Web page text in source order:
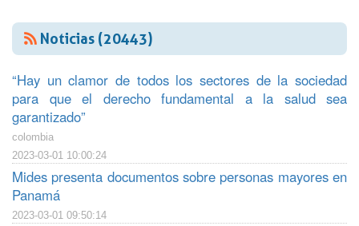
Noticias (20443)
“Hay un clamor de todos los sectores de la sociedad
para que el derecho fundamental a la salud sea
garantizado”
colombia
2023-03-01 10:00:24
Mides presenta documentos sobre personas mayores en
Panamá
2023-03-01 09:50:14